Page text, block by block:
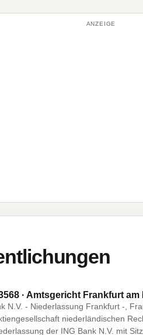
ANZEIGE
· Amtsgericht Frankfurt am
N.V. - Niederlassung Frankfurt -,
niederländischen
der ING Bank N.V. mit